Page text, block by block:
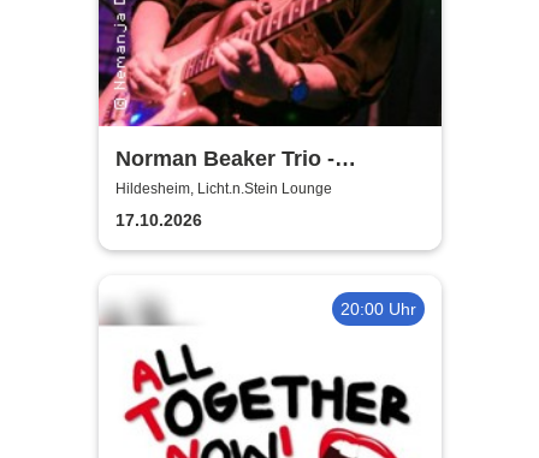
Norman Beaker Trio -
Licht.n.Stein Lounge
Hildesheim, Licht.n.Stein Lounge
17.10.2026
20:00 Uhr